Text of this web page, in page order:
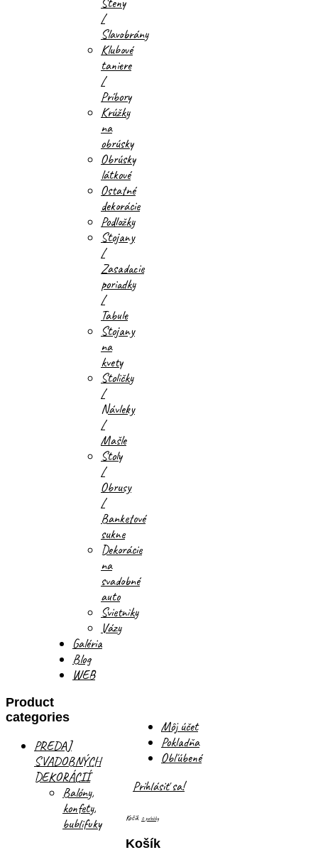
/
Slavobrány
Klubové
taniere
/
Príbory
Krúžky
na
obrúsky
Obrúsky
látkové
Ostatné
dekorácie
Podložky
Stojany
/
Zasadacie
poriadky
/
Tabule
Stojany
na
kvety
Stoličky
/
Návleky
/
Mašle
Stoly
/
Obrusy
/
Banketové
sukne
Dekorácie
na
svadobné
auto
Svietniky
Vázy
Galéria
Blog
WEB
Môj účet
Pokladňa
Obľúbené
Prihlásiť sa!
Košík 0 položky
Košík
Product
categories
PREDAJ
SVADOBNÝCH
DEKORÁCIÍ
Balóny,
konfety,
bublifuky